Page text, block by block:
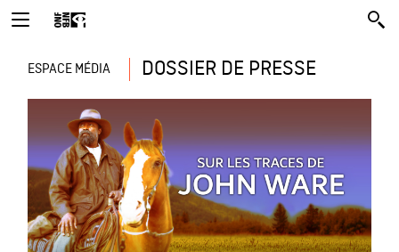
ESPACE MÉDIA DOSSIER DE PRESSE